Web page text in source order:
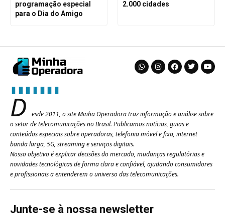
programação especial
para o Dia do Amigo
2.000 cidades
D
esde 2011, o site Minha Operadora traz informação e análise sobre
o setor de telecomunicações no Brasil. Publicamos notícias, guias e
conteúdos especiais sobre operadoras, telefonia móvel e fixa, internet
banda larga, 5G, streaming e serviços digitais.
Nosso objetivo é explicar decisões do mercado, mudanças regulatórias e
novidades tecnológicas de forma clara e confiável, ajudando consumidores
e profissionais a entenderem o universo das telecomunicações.
Junte-se à nossa newsletter